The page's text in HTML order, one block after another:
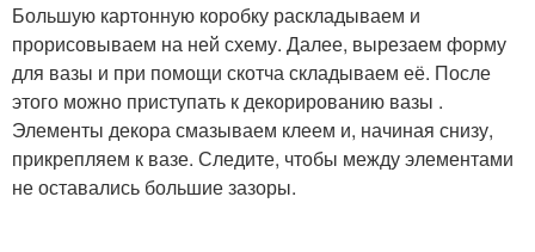
Большую картонную коробку раскладываем и
прорисовываем на ней схему. Далее, вырезаем форму
для вазы и при помощи скотча складываем её. После
этого можно приступать к декорированию вазы .
Элементы декора смазываем клеем и, начиная снизу,
прикрепляем к вазе. Следите, чтобы между элементами
не оставались большие зазоры.